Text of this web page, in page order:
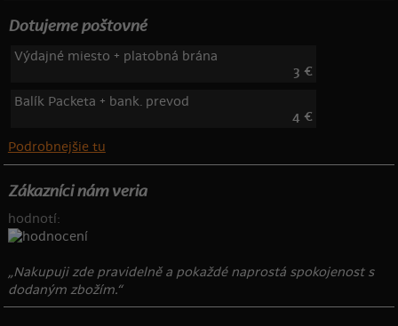
Dotujeme poštovné
Výdajné miesto + platobná brána
3 €
Balík Packeta + bank. prevod
4 €
Podrobnejšie tu
Zákazníci nám veria
hodnotí:
„Nakupuji zde pravidelně a pokaždé naprostá spokojenost s
dodaným zbožím.“